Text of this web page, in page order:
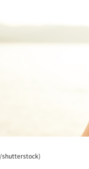
shutterstock)